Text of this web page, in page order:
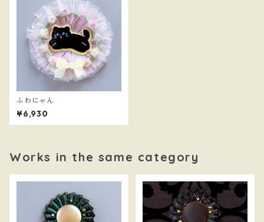
ふわにゃん
¥6,930
Works in the same category